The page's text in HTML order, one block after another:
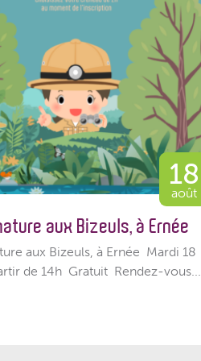
18
août
aux Bizeuls, à Ernée
aux Bizeuls, à Ernée Mardi 18
de 14h Gratuit Rendez-vous...